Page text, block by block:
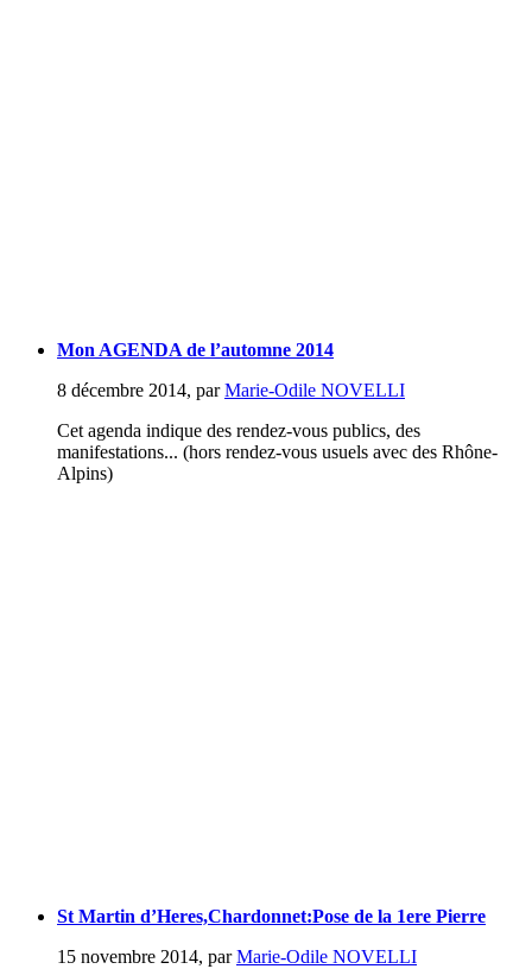
Mon AGENDA de l’automne 2014
8 décembre 2014, parMarie-Odile NOVELLI
Cet agenda indique des rendez-vous publics, des
manifestations... (hors rendez-vous usuels avec des Rhône-
Alpins)
St Martin d’Heres,Chardonnet:Pose de la 1ere Pierre
15 novembre 2014, parMarie-Odile NOVELLI